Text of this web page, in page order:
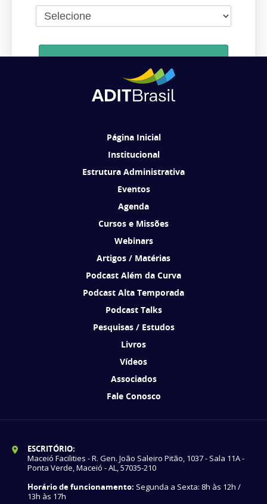
Ao se cadastrar, você concorda em receber comunicações da ADIT
Página Inicial
Institucional
Estrutura Administrativa
Eventos
Agenda
Cursos e Missões
Webinars
Artigos / Matérias
Podcast Além da Curva
Podcast Alta Temporada
Podcast Talks
Pesquisas / Estudos
Livros
Vídeos
Associados
Fale Conosco
ESCRITÓRIO:
Maceió Facilities - R. Gen. João Saleiro Pitão, 1037 - Sala 11A -
Ponta Verde, Maceió - AL, 57035-210
Horário de funcionamento: Segunda a Sexta: 8h às 12h /
13h às 17h